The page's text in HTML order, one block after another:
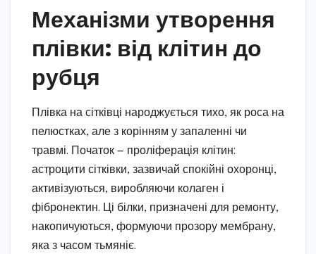
Механізми утворення
плівки: від клітин до
рубця
Плівка на сітківці народжується тихо, як роса на
пелюстках, але з корінням у запаленні чи
травмі. Початок — проліферація клітин:
астроцити сітківки, зазвичай спокійні охоронці,
активізуються, виробляючи колаген і
фібронектин. Ці білки, призначені для ремонту,
накопичуються, формуючи прозору мембрану,
яка з часом тьмяніє.